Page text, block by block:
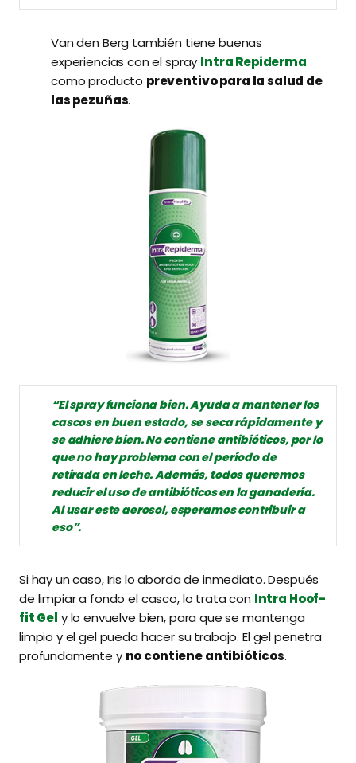
Van den Berg también tiene buenas
experiencias con el spray Intra Repiderma
como producto preventivo para la salud de
las pezuñas.
“El spray funciona bien. Ayuda a mantener los
cascos en buen estado, se seca rápidamente y
se adhiere bien. No contiene antibióticos, por lo
que no hay problema con el período de
retirada en leche. Además, todos queremos
reducir el uso de antibióticos en la ganadería.
Al usar este aerosol, esperamos contribuir a
eso”.
Si hay un caso, Iris lo aborda de inmediato. Después
de limpiar a fondo el casco, lo trata con Intra Hoof-
fit Gel y lo envuelve bien, para que se mantenga
limpio y el gel pueda hacer su trabajo. El gel penetra
profundamente y no contiene antibióticos.